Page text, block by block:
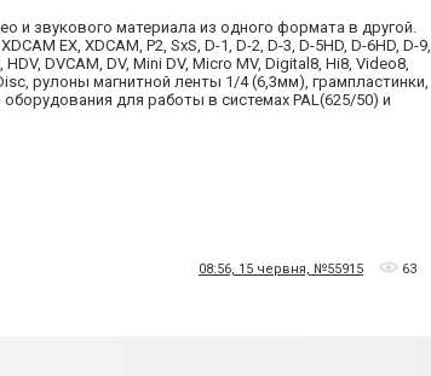
и звукового материала из одного формата в другой.
EX, XDCAM, P2, SxS, D-1, D-2, D-3, D-5HD, D-6HD, D-9,
HDV, DVCAM, DV, Mini DV, Micro MV, Digital8, Hi8, Video8,
Disc, рулоны магнитной ленты 1/4 (6,3мм), грампластинки,
для работы в системах PAL(625/50) и
08:56, 15 червня, №55915 63